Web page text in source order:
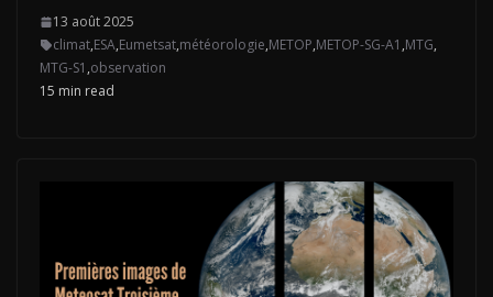
13 août 2025
climat,ESA,Eumetsat,météorologie,METOP,METOP-SG-A1 ,MTG,
MTG-S1 ,observation
15 min read